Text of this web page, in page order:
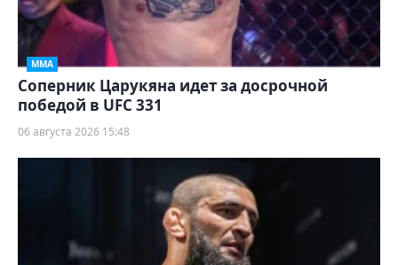
ММА
Соперник Царукяна идет за досрочной
победой в UFC 331
06 августа 2026 15:48